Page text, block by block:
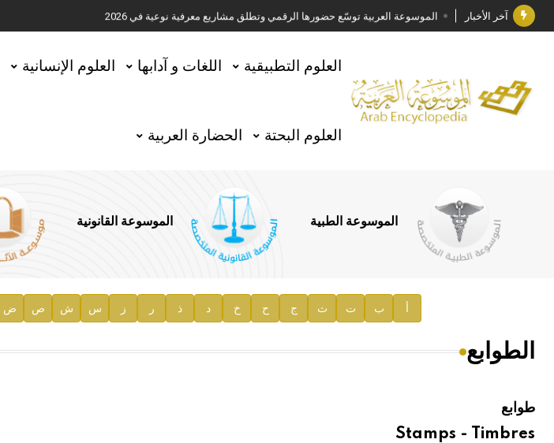
آخر الأخبار الموسوعة العربية توسّع حضورها الرقمي وتطلق مشاريع معرفية نوعية في 2026
جائزة مجمع الملك سلمان العالمي للغة العربية 2025
الأستاذ إياد خالد الطباع مدير عام لهيئة الموسوعة العربية
السيد محمد ياسين صالح وزيرا للثقافة
توصيات مجلس الإدارة
صدور المجلد السابع من موسوعة الآثار في سورية
إعلان..
العلوم التطبيقية اللغات و آدابها العلوم الإنسانية
العلوم البحتة الحضارة العربية
الموسوعة الطبية الموسوعة القانونية
أ ب ت ث ج ح خ د ذ ر ز س ش ص ض
الطوابع
طوابع
Stamps - Timbres